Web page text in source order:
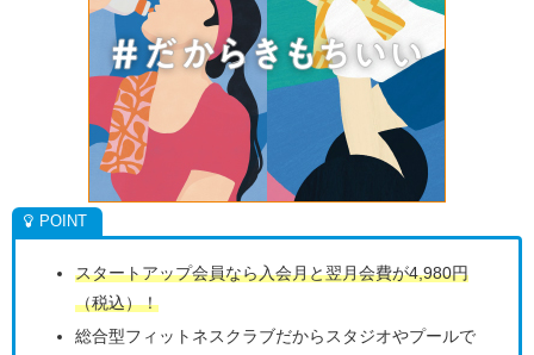
スタートアップ会員なら入会月と翌月会費が4,980円
（税込）！
総合型フィットネスクラブだからスタジオやプールで